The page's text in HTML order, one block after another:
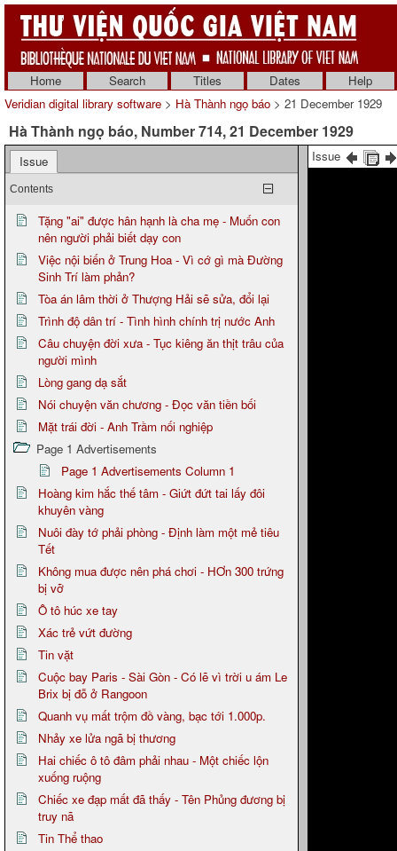
Home Search Titles Dates
Help
Veridian digital library software > Hà Thành ngọ báo > 21 December 1929
Hà Thành ngọ báo, Number 714, 21 December 1929
Issue
Contents
Tặng "ai" được hân hạnh là cha mẹ - Muốn con
nên người phải biết dạy con
Việc nội biến ở Trung Hoa - Vì cớ gì mà Đường
Sinh Trí làm phản?
Tòa án lâm thời ở Thượng Hải sẽ sửa, đổi lại
Trình độ dân trí - Tình hình chính trị nước Anh
Câu chuyện đời xưa - Tục kiêng ăn thịt trâu của
người mình
Lòng gang dạ sắt
Nói chuyện văn chương - Đọc văn tiền bối
Mặt trái đời - Anh Trầm nối nghiệp
Page 1 Advertisements
Page 1 Advertisements Column 1
Hoàng kim hắc thế tâm - Giứt đứt tai lấy đôi
khuyên vàng
Nuôi đày tớ phải phòng - Định làm một mẻ tiêu
Tết
Không mua được nên phá chơi - HƠn 300 trứng
bị vỡ
Ô tô húc xe tay
Xác trẻ vứt đường
Tin vặt
Cuộc bay Paris - Sài Gòn - Có lẽ vì trời u ám Le
Brix bị đỗ ở Rangoon
Quanh vụ mất trộm đồ vàng, bạc tới 1.000p.
Nhảy xe lửa ngã bị thương
Hai chiếc ô tô đâm phải nhau - Một chiếc lộn
xuống ruộng
Chiếc xe đạp mất đã thấy - Tên Phủng đương bị
truy nã
Tin Thể thao
Issue